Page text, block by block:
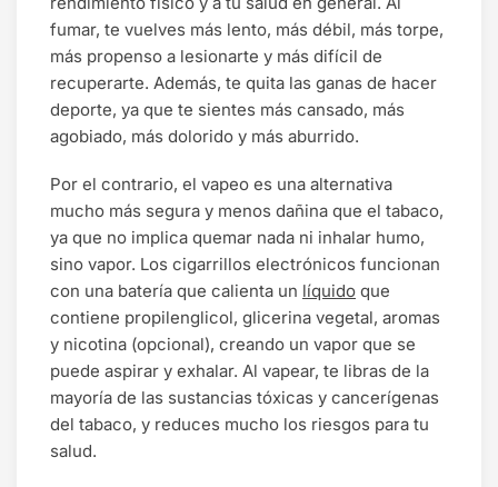
fumar, te vuelves más lento, más débil, más torpe,
más propenso a lesionarte y más difícil de
recuperarte. Además, te quita las ganas de hacer
deporte, ya que te sientes más cansado, más
agobiado, más dolorido y más aburrido.
Por el contrario, el vapeo es una alternativa
mucho más segura y menos dañina que el tabaco,
ya que no implica quemar nada ni inhalar humo,
sino vapor. Los cigarrillos electrónicos funcionan
con una batería que calienta un líquido que
contiene propilenglicol, glicerina vegetal, aromas
y nicotina (opcional), creando un vapor que se
puede aspirar y exhalar. Al vapear, te libras de la
mayoría de las sustancias tóxicas y cancerígenas
del tabaco, y reduces mucho los riesgos para tu
salud.